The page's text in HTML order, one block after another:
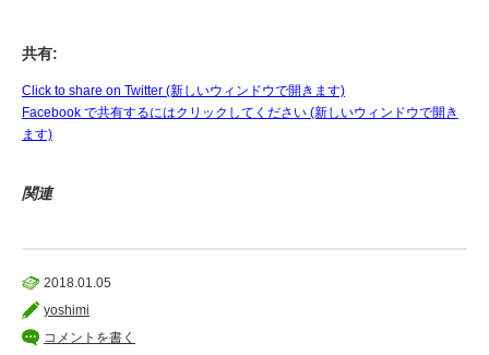
共有:
Click to share on Twitter (新しいウィンドウで開きます)
Facebook で共有するにはクリックしてください (新しいウィンドウで開き
ます)
関連
2018.01.05
yoshimi
コメントを書く